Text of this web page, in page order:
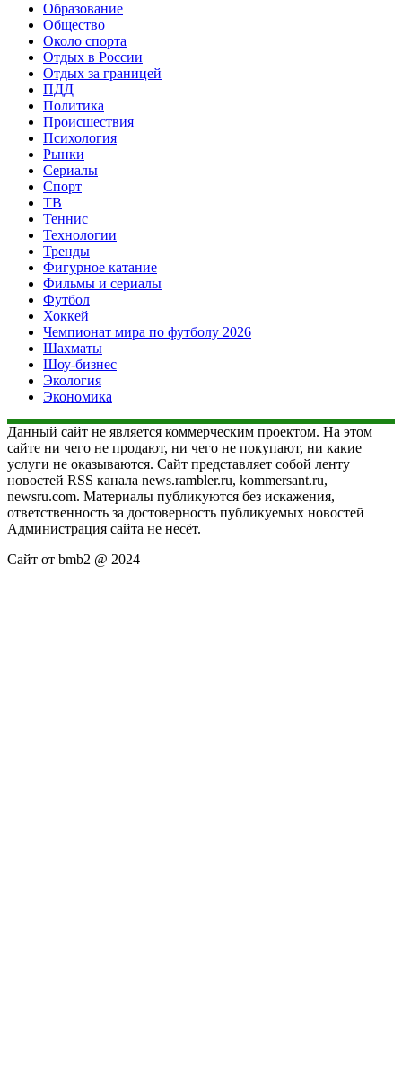
Образование
Общество
Около спорта
Отдых в России
Отдых за границей
ПДД
Политика
Происшествия
Психология
Рынки
Сериалы
Спорт
ТВ
Теннис
Технологии
Тренды
Фигурное катание
Фильмы и сериалы
Футбол
Хоккей
Чемпионат мира по футболу 2026
Шахматы
Шоу-бизнес
Экология
Экономика
Данный сайт не является коммерческим проектом. На этом
сайте ни чего не продают, ни чего не покупают, ни какие
услуги не оказываются. Сайт представляет собой ленту
новостей RSS канала news.rambler.ru, kommersant.ru,
newsru.com. Материалы публикуются без искажения,
ответственность за достоверность публикуемых новостей
Администрация сайта не несёт.
Сайт от bmb2 @ 2024